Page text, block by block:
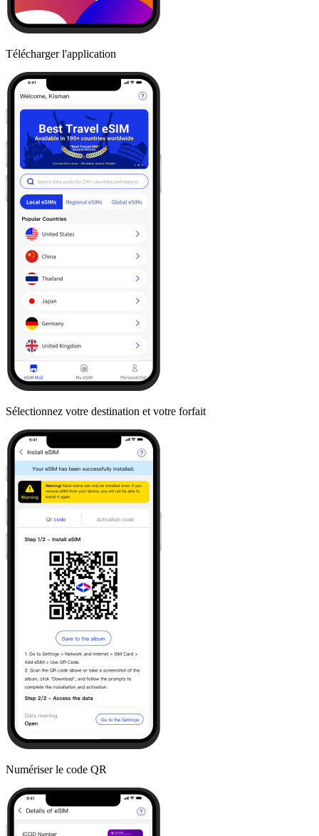
Télécharger l'application
Sélectionnez votre destination et votre forfait
Numériser le code QR